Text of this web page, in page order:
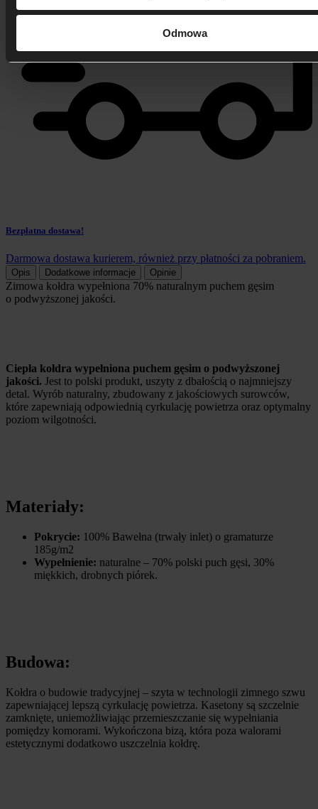
Odmowa
Bezpłatna dostawa!
Darmowa dostawa kurierem, również przy płatności za pobraniem.
Opis Dodatkowe informacje Opinie
Zimowa kołdra wypełniona 70% naturalnym puchem gęsim
o podwyższonej jakości.
Ciepła kołdra wypełniona puchem gęsim o podwyższonej
jakości. Jest to polski produkt, uszyty z dbałością o najmniejszy
detal. Wyrób naturalny, zbudowany z jakościowych surowców,
które zapewniają odpowiednią cyrkulację powietrza oraz optymalny
poziom wilgotności.
Materiały:
Pokrycie: 100% Bawełna (trwały inlet) o gramaturze
185g/m2
Wypełnienie: naturalne – 70% polski puch gęsi, 30%
miękkich, drobnych piórek.
Budowa:
Kołdra o budowie tradycyjnej – szyta w technologii zimnego szwu
zapewniającej lepszą cyrkulację powietrza. Kasetony są szczelnie
zamknięte, uniemożliwiając przemieszczanie się wypełniania
pomiędzy komorami. Wykończona bizą, która poza walorami
estetycznymi dodatkowo uszczelnia kołdrę.